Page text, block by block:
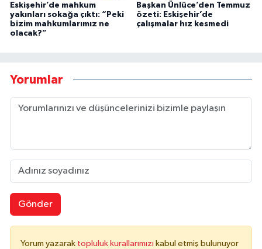
Eskişehir’de mahkum
yakınları sokağa çıktı: “Peki
bizim mahkumlarımız ne
olacak?”
Başkan Ünlüce’den Temmuz
özeti: Eskişehir’de
çalışmalar hız kesmedi
Yorumlar
Gönder
Yorum yazarak topluluk kurallarımızı kabul etmiş bulunuyor